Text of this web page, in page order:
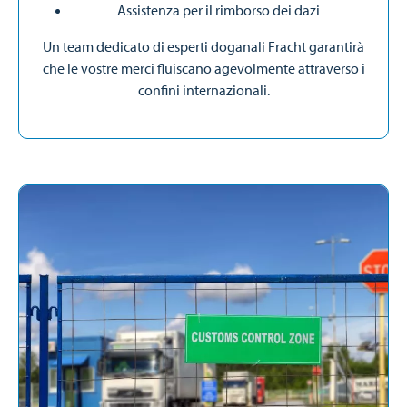
Assistenza per il rimborso dei dazi
Un team dedicato di esperti doganali Fracht garantirà
che le vostre merci fluiscano agevolmente attraverso i
confini internazionali.